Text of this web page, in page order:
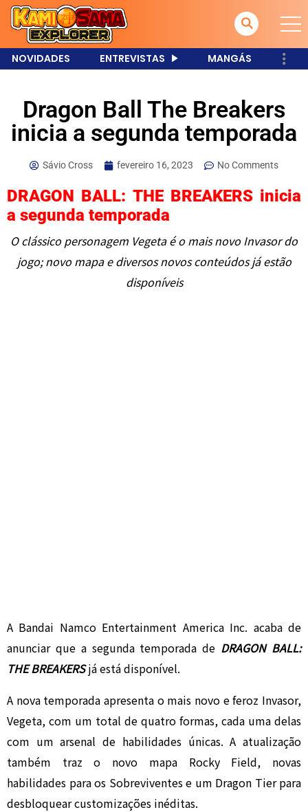
NOVIDADES ENTREVISTAS MANGÁS
Dragon Ball The Breakers
inicia a segunda temporada
Sávio Cross fevereiro 16, 2023 No Comments
DRAGON BALL: THE BREAKERS inicia
a segunda temporada
O clássico personagem Vegeta é o mais novo Invasor do
jogo; novo mapa e diversos novos conteúdos já estão
disponíveis
A Bandai Namco Entertainment America Inc. acaba de
anunciar que a segunda temporada de DRAGON BALL:
THE BREAKERSjá está disponível.
A nova temporada apresenta o mais novo e feroz Invasor,
Vegeta, com um total de quatro formas, cada uma delas
com um arsenal de habilidades únicas. A atualização
também traz o novo mapa Rocky Field, novas
habilidades para os Sobreviventes e um Dragon Tier para
desbloquear customizações inéditas.